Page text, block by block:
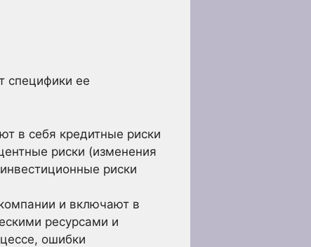
специфики ее
в себя кредитные риски
риски (изменения
риски
и включают в
ресурсами и
ошибки